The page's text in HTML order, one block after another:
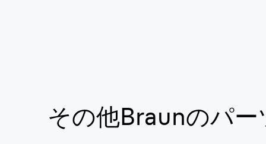
その他Braunのパー